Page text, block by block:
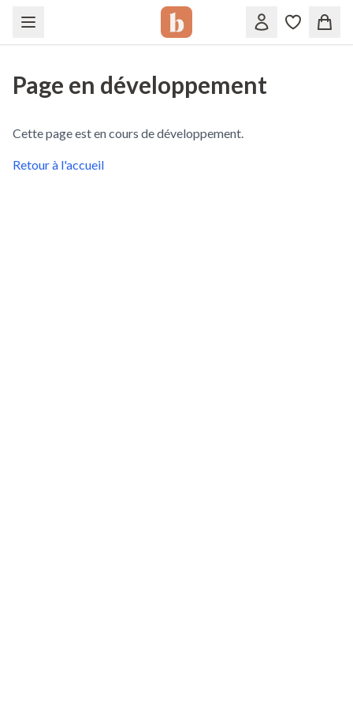
Page en développement
Cette page est en cours de développement.
Retour à l'accueil